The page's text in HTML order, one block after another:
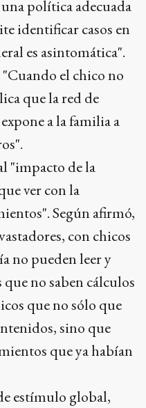
política adecuada
identificar casos en
es asintomática".
el chico no
que la red de
a la familia a
"impacto de la
ver con la
Según afirmó,
con chicos
no pueden leer y
no saben cálculos
que no sólo que
sino que
que ya habían
estímulo global,